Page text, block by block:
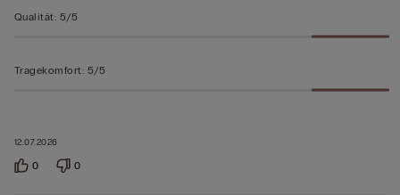
12.07.2026
Qualität: 5/5
Tragekomfort: 5/5
0 0